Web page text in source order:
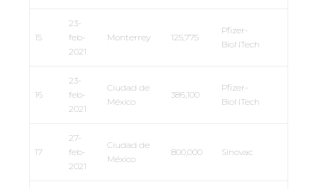
15
23-
feb-
2021
Monterrey 125,775
Pfizer-
BioNTech
16
23-
feb-
2021
Ciudad de
México
386,100
Pfizer-
BioNTech
17
27-
feb-
2021
Ciudad de
México
800,000 Sinovac